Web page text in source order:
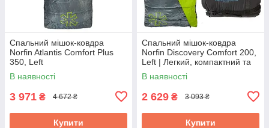
Спальний мішок-ковдра
Norfin Atlantis Comfort Plus
350, Left
В наявності
3 971 ₴ 4 672 ₴
Купити
Спальний мішок-ковдра
Norfin Discovery Comfort 200,
Left | Легкий, компактний та
універсальний спальник для
м'яких погодних умов
В наявності
2 629 ₴ 3 093 ₴
Купити